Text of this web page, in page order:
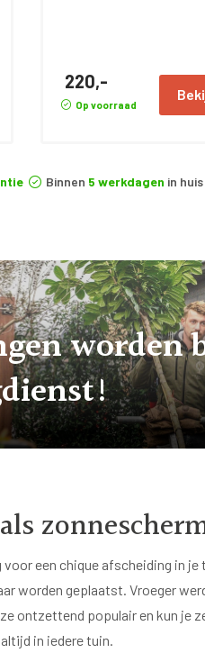
220,-
Op voorraad
Binnen 5 werkdagen in huis
worden
een chique afscheiding in
worden geplaatst. Vroeger
ontzettend populair en kun je
in iedere tuin.